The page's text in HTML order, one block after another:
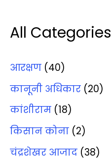
All Categories
आरक्षण (40)
कानूनी अधिकार (20)
कांशीराम (18)
किसान कोना (2)
चंद्रशेखर आजाद (38)